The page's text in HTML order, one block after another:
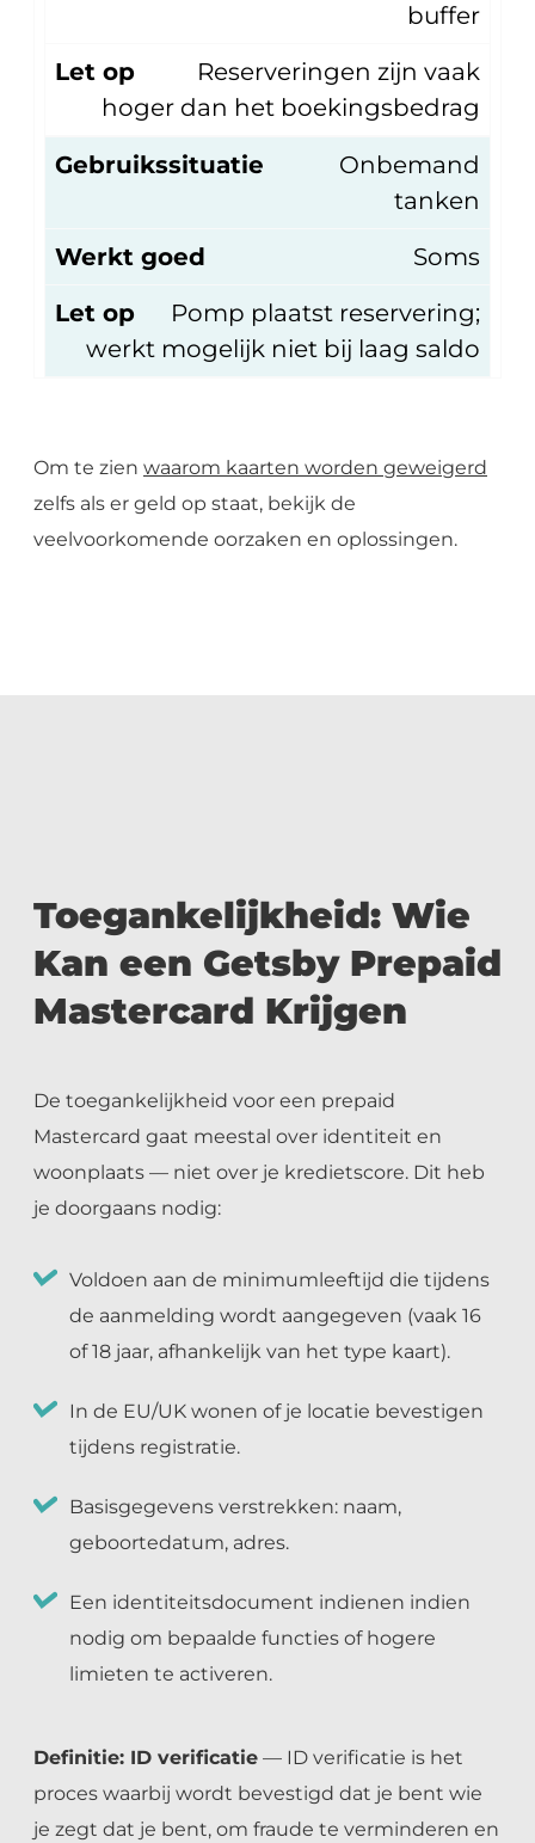
buffer
Let op
Reserveringen zijn vaak
hoger dan het boekingsbedrag
Gebruikssituatie
Onbemand
tanken
Werkt goed
Soms
Let op
Pomp plaatst reservering;
werkt mogelijk niet bij laag saldo
Om te zien waarom kaarten worden geweigerd
zelfs als er geld op staat, bekijk de
veelvoorkomende oorzaken en oplossingen.
Toegankelijkheid: Wie
Kan een Getsby Prepaid
Mastercard Krijgen
De toegankelijkheid voor een prepaid
Mastercard gaat meestal over identiteit en
woonplaats — niet over je kredietscore. Dit heb
je doorgaans nodig:
Voldoen aan de minimumleeftijd die tijdens
de aanmelding wordt aangegeven (vaak 16
of 18 jaar, afhankelijk van het type kaart).
In de EU/UK wonen of je locatie bevestigen
tijdens registratie.
Basisgegevens verstrekken: naam,
geboortedatum, adres.
Een identiteitsdocument indienen indien
nodig om bepaalde functies of hogere
limieten te activeren.
Definitie: ID verificatie — ID verificatie is het
proces waarbij wordt bevestigd dat je bent wie
je zegt dat je bent, om fraude te verminderen en